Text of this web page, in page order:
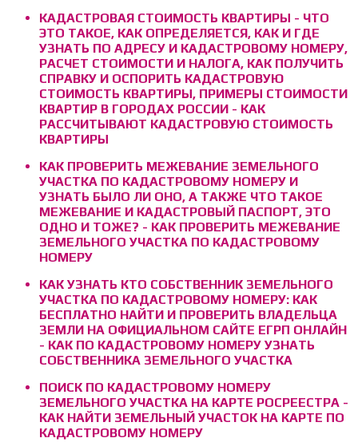
КАДАСТРОВАЯ СТОИМОСТЬ КВАРТИРЫ - ЧТО
ЭТО ТАКОЕ, КАК ОПРЕДЕЛЯЕТСЯ, КАК И ГДЕ
УЗНАТЬ ПО АДРЕСУ И КАДАСТРОВОМУ НОМЕРУ,
РАСЧЕТ СТОИМОСТИ И НАЛОГА, КАК ПОЛУЧИТЬ
СПРАВКУ И ОСПОРИТЬ КАДАСТРОВУЮ
СТОИМОСТЬ КВАРТИРЫ, ПРИМЕРЫ СТОИМОСТИ
КВАРТИР В ГОРОДАХ РОССИИ - КАК
РАССЧИТЫВАЮТ КАДАСТРОВУЮ СТОИМОСТЬ
КВАРТИРЫ
КАК ПРОВЕРИТЬ МЕЖЕВАНИЕ ЗЕМЕЛЬНОГО
УЧАСТКА ПО КАДАСТРОВОМУ НОМЕРУ И
УЗНАТЬ БЫЛО ЛИ ОНО, А ТАКЖЕ ЧТО ТАКОЕ
МЕЖЕВАНИЕ И КАДАСТРОВЫЙ ПАСПОРТ, ЭТО
ОДНО И ТОЖЕ? - КАК ПРОВЕРИТЬ МЕЖЕВАНИЕ
ЗЕМЕЛЬНОГО УЧАСТКА ПО КАДАСТРОВОМУ
НОМЕРУ
КАК УЗНАТЬ КТО СОБСТВЕННИК ЗЕМЕЛЬНОГО
УЧАСТКА ПО КАДАСТРОВОМУ НОМЕРУ: КАК
БЕСПЛАТНО НАЙТИ И ПРОВЕРИТЬ ВЛАДЕЛЬЦА
ЗЕМЛИ НА ОФИЦИАЛЬНОМ САЙТЕ ЕГРП ОНЛАЙН
- КАК ПО КАДАСТРОВОМУ НОМЕРУ УЗНАТЬ
СОБСТВЕННИКА ЗЕМЕЛЬНОГО УЧАСТКА
ПОИСК ПО КАДАСТРОВОМУ НОМЕРУ
ЗЕМЕЛЬНОГО УЧАСТКА НА КАРТЕ РОСРЕЕСТРА -
КАК НАЙТИ ЗЕМЕЛЬНЫЙ УЧАСТОК НА КАРТЕ ПО
КАДАСТРОВОМУ НОМЕРУ